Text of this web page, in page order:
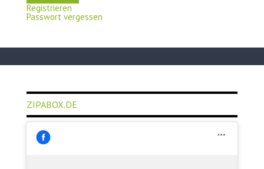
Registrieren
Passwort vergessen
ZIPABOX.DE